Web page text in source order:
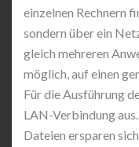
einzelnen Rechnern
sondern über ein
gleich mehreren
möglich, auf einen
Für die Ausführung
LAN-Verbindung
Dateien ersparen